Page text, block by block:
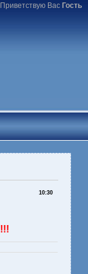
Приветствую Вас Гость
10:30